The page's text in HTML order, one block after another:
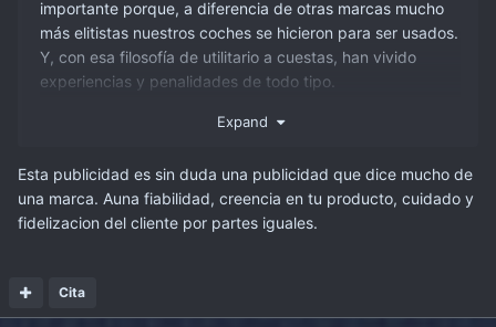
importante porque, a diferencia de otras marcas mucho
más elitistas nuestros coches se hicieron para ser usados.
Y, con esa filosofía de utilitario a cuestas, han vivido
experiencias y penalidades de todo tipo.
Resulta llamativo que, mientras otras marcas apoyan la
muchas hacen campañas en las que muestran
orgullosamente que estas máquinas siguen funcionando
muchos años después de salir de fábrica (ver por
Expand
Esta publicidad es sin duda una publicidad que dice mucho de
una marca. Auna fiabilidad, creencia en tu producto, cuidado y
fidelizacion del cliente por partes iguales.
Cita